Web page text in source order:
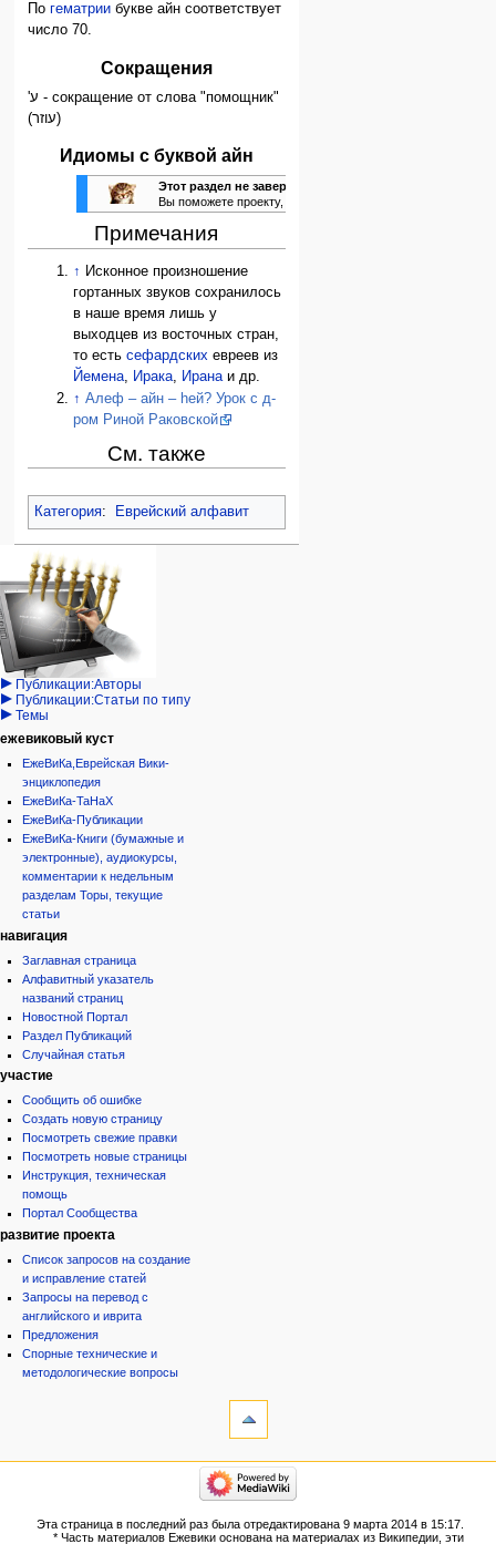
Погематрии букве айн соответствует
число 70.
Сокращения
'ע - сокращение от слова "помощник"
(עוזר)
Идиомы с буквой айн
Этот раздел не завершён.
Вы поможете проекту, исправив и дополнив его.
Примечания
↑ Исконное произношение
гортанных звуков сохранилось
в наше время лишь у
выходцев из восточных стран,
то естьсефардских евреев из
Йемена, Ирака, Иранаи др.
↑ Алеф – айн – hей? Урок с д-
ром Риной Раковской
См. также
Категория: Еврейский алфавит
Навигация
персональные инструменты
войти
запрос
учётной
записи
категории
Израиль:Страна и
государство
Иудаизм
Народ
Проекты
Проекты/Участники/
дополнения
Публикации:Авторы
Публикации:Статьи по типу
Темы
ежевиковый куст
ЕжеВиКа,Еврейская Вики-
энциклопедия
ЕжеВиКа-ТаНаХ
ЕжеВиКа-Публикации
ЕжеВиКа-Книги (бумажные и
электронные), аудиокурсы,
комментарии к недельным
разделам Торы, текущие
статьи
навигация
Заглавная страница
Алфавитный указатель
названий страниц
Новостной Портал
Раздел Публикаций
Случайная статья
участие
Сообщить об ошибке
Создать новую страницу
Посмотреть свежие правки
Посмотреть новые страницы
Инструкция, техническая
помощь
Портал Сообщества
развитие проекта
Список запросов на создание
и исправление статей
Запросы на перевод с
английского и иврита
Предложения
Спорные технические и
методологические вопросы
Версия
категории
Народ
Эта страница в последний раз была отредактирована 9 марта 2014 в 15:17.
* Часть материалов Ежевики основана на материалах из Википедии, эти